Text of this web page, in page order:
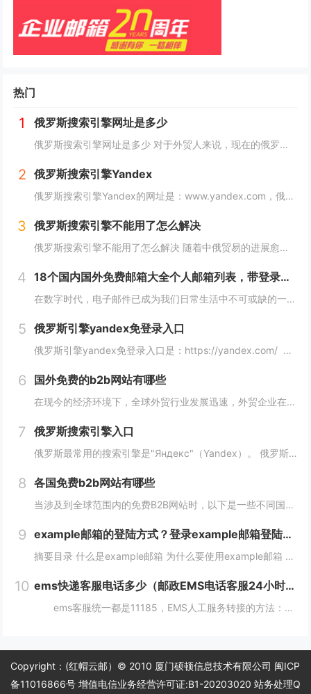
热门
1 俄罗斯搜索引擎网址是多少
俄罗斯搜索引擎网址是多少 对于外贸人来说，现在的俄罗斯市场可以算是一个炙手可热的香饽饽，而要开发俄罗斯客户，就需要会用他们的搜索引擎，下面详细介绍俄罗斯搜索引擎网址是多少？ 俄罗斯搜索引擎网址是多少 俄罗斯引擎官方入口地址https...
2 俄罗斯搜索引擎Yandex
俄罗斯搜索引擎Yandex的网址是：www.yandex.com，俄罗斯最著名和最常用的搜索引擎之一，"Яндекс"（Yandex）提供搜索引擎、电子邮件、在线地图、音乐、新闻、视频等各种在线服务。 如果你想访问"Яндекс"（Yan...
3 俄罗斯搜索引擎不能用了怎么解决
俄罗斯搜索引擎不能用了怎么解决 随着中俄贸易的进展愈加顺利，越来越多的外贸人都尝试着与俄罗斯客户进行接触，而这最重要的便是学会使用俄罗斯搜索引擎，但很多人会发现自己的搜索引擎突然不能用了，下面，小编就来详细介绍下俄罗斯搜索引擎不能用了怎么解...
4 18个国内国外免费邮箱大全个人邮箱列表，带登录链接
在数字时代，电子邮件已成为我们日常生活中不可或缺的一部分。无论是在工作、学习还是生活中，我们都需要一个安全、稳定、快速的邮箱服务来满足我们的需求。今天，我们将为您带来18个国内外免费邮箱大全，并附上登录链接，让您轻松获取您心仪的邮箱服务。...
5 俄罗斯引擎yandex免登录入口
俄罗斯引擎yandex免登录入口是：https://yandex.com/ 无须登录直接使用，接下来小编就来给大家详细介绍。 俄罗斯引擎yandex免登录入口 Yandex是俄罗斯最大的互联网公司之一，其拥有自己的搜索引...
6 国外免费的b2b网站有哪些
在现今的经济环境下，全球外贸行业发展迅速，外贸企业在寻找客户方面也变得越来越重要，并且更加重视做好国外B2B网站的使用。因此，在选择一个合适的国外B2B网站时，您应该根据您的需求选择一个合适的网站，下面介绍一下国外免费的b2b网站有哪些？...
7 俄罗斯搜索引擎入口
俄罗斯最常用的搜索引擎是"Яндекс"（Yandex）。 俄罗斯搜索引擎yandex入口： 1、俄罗斯搜索引擎入口1：yandex.com，无须登录直接使用。 2、俄罗斯搜索引擎入口2：www.yandex.ru，需要登录使用。...
8 各国免费b2b网站有哪些
当涉及到全球范围内的免费B2B网站时，以下是一些不同国家的B2B网站，它们为企业提供了广阔的国际市场。这些网站在不同国家和地区具有不同的影响力，但都是免费使用的。 各国免费b2b网站： 1. 中国： - Alib...
9 example邮箱的登陆方式？登录example邮箱登陆服务器的步骤？
摘要目录 什么是example邮箱 为什么要使用example邮箱 example邮箱的登陆方式 如何保护example邮箱的安全性 结论 什么是example邮箱 example邮箱是由著名IT企...
10 ems快递客服电话多少（邮政EMS电话客服24小时服务热线）
ems客服统一都是11185，EMS人工服务转接的方法：1、使用固定电话或手机拨打11183，接通后，按1进入”上门揽收“，告诉客服人员您的取件地址、联系人和电话就可以上门取件。2、按2进入。 11183是邮政EMS的服务电话...
Copyright：(红帽云邮）© 2010 厦门硕顿信息技术有限公司 闽ICP
备11016866号 增值电信业务经营许可证:B1-20203020 站务处理Q